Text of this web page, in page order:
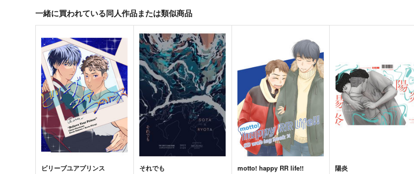
一緒に買われている同人作品または類似商品
ビリーブユアプリンス
それでも
motto! happy RR life!!
陽炎